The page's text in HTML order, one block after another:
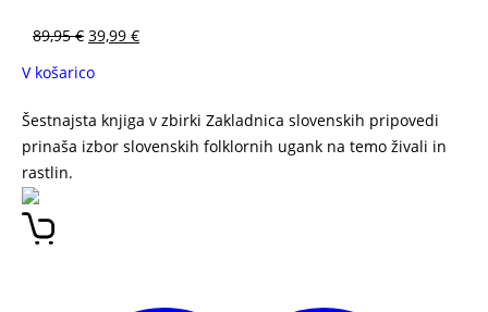
89,95€ 39,99 €
V košarico
Šestnajsta knjiga v zbirki Zakladnica slovenskih pripovedi
prinaša izbor slovenskih folklornih ugank na temo živali in
rastlin.